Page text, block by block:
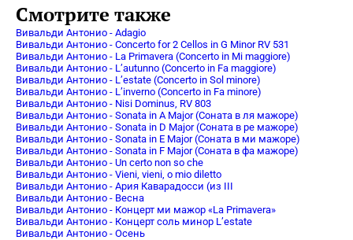
Смотрите также
Вивальди Антонио - Adagio
Вивальди Антонио - Concerto for 2 Cellos in G Minor RV 531
Вивальди Антонио - La Primavera (Concerto in Mi maggiore)
Вивальди Антонио - L’autunno (Concerto in Fa maggiore)
Вивальди Антонио - L’estate (Concerto in Sol minore)
Вивальди Антонио - L’inverno (Concerto in Fa minore)
Вивальди Антонио - Nisi Dominus, RV 803
Вивальди Антонио - Sonata in A Major (Соната в ля мажоре)
Вивальди Антонио - Sonata in D Major (Соната в ре мажоре)
Вивальди Антонио - Sonata in E Major (Соната в ми мажоре)
Вивальди Антонио - Sonata in F Major (Соната в фа мажоре)
Вивальди Антонио - Un certo non so che
Вивальди Антонио - Vieni, vieni, o mio diletto
Вивальди Антонио - Ария Каварадосси (из III
Вивальди Антонио - Весна
Вивальди Антонио - Концерт ми мажор «La Primavera»
Вивальди Антонио - Концерт соль минор L’estate
Вивальди Антонио - Осень